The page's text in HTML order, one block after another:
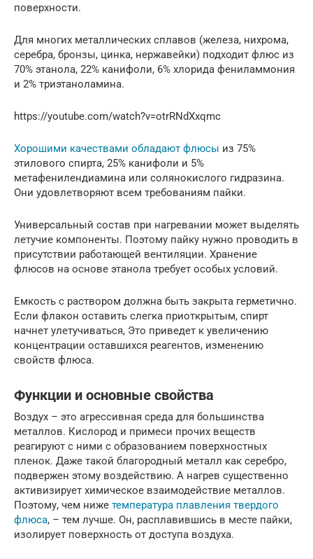
поверхности.
Для многих металлических сплавов (железа, нихрома,
серебра, бронзы, цинка, нержавейки) подходит флюс из
70% этанола, 22% канифоли, 6% хлорида фениламмония
и 2% триэтаноламина.
https://youtube.com/watch?v=otrRNdXxqmc
Хорошими качествами обладают флюсы из 75%
этилового спирта, 25% канифоли и 5%
метафенилендиамина или солянокислого гидразина.
Они удовлетворяют всем требованиям пайки.
Универсальный состав при нагревании может выделять
летучие компоненты. Поэтому пайку нужно проводить в
присутствии работающей вентиляции. Хранение
флюсов на основе этанола требует особых условий.
Емкость с раствором должна быть закрыта герметично.
Если флакон оставить слегка приоткрытым, спирт
начнет улетучиваться, Это приведет к увеличению
концентрации оставшихся реагентов, изменению
свойств флюса.
Функции и основные свойства
Воздух – это агрессивная среда для большинства
металлов. Кислород и примеси прочих веществ
реагируют с ними с образованием поверхностных
пленок. Даже такой благородный металл как серебро,
подвержен этому воздействию. А нагрев существенно
активизирует химическое взаимодействие металлов.
Поэтому, чем ниже температура плавления твердого
флюса, – тем лучше. Он, расплавившись в месте пайки,
изолирует поверхность от доступа воздуха.